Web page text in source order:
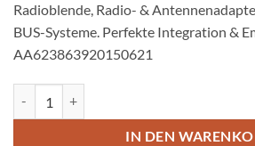
Radioblende, Radio- &
BUS-Systeme. Perfekte Integration &
AA623863920150621
IN DEN